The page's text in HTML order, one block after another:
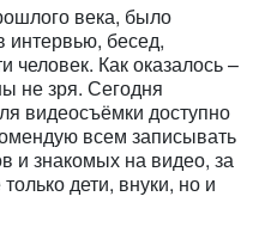
века, было
интервью, бесед,
Как оказалось –
не зря. Сегодня
видеосъёмки доступно
всем записывать
и знакомых на видео, за
дети, внуки, но и